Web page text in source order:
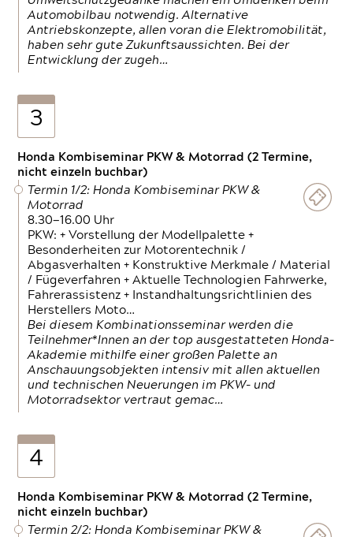
Automobilbau notwendig. Alternative
Antriebskonzepte, allen voran die Elektromobilität,
haben sehr gute Zukunftsaussichten. Bei der
Entwicklung der zugeh…
3
Honda Kombiseminar PKW & Motorrad (2 Termine,
nicht einzeln buchbar)
Termin 1/2: Honda Kombiseminar PKW &
Motorrad
8.30—16.00 Uhr
PKW: + Vorstellung der Modellpalette +
Besonderheiten zur Motorentechnik /
Abgasverhalten + Konstruktive Merkmale / Material
/ Fügeverfahren + Aktuelle Technologien Fahrwerke,
Fahrerassistenz + Instandhaltungsrichtlinien des
Herstellers Moto…
Bei diesem Kombinationsseminar werden die
Teilnehmer*Innen an der top ausgestatteten Honda-
Akademie mithilfe einer großen Palette an
Anschauungsobjekten intensiv mit allen aktuellen
und technischen Neuerungen im PKW- und
Motorradsektor vertraut gemac…
4
Honda Kombiseminar PKW & Motorrad (2 Termine,
nicht einzeln buchbar)
Termin 2/2: Honda Kombiseminar PKW &